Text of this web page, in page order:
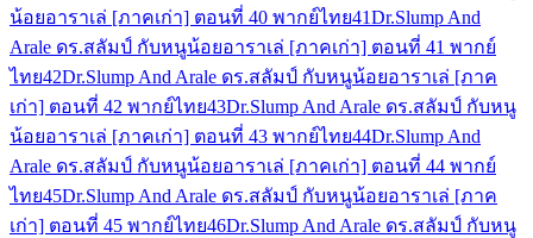
น้อยอาราเล่ [ภาคเก่า] ตอนที่ 40 พากย์ไทย41Dr.Slump And
Arale ดร.สลัมป์ กับหนูน้อยอาราเล่ [ภาคเก่า] ตอนที่ 41 พากย์
ไทย42Dr.Slump And Arale ดร.สลัมป์ กับหนูน้อยอาราเล่ [ภาค
เก่า] ตอนที่ 42 พากย์ไทย43Dr.Slump And Arale ดร.สลัมป์ กับหนู
น้อยอาราเล่ [ภาคเก่า] ตอนที่ 43 พากย์ไทย44Dr.Slump And
Arale ดร.สลัมป์ กับหนูน้อยอาราเล่ [ภาคเก่า] ตอนที่ 44 พากย์
ไทย45Dr.Slump And Arale ดร.สลัมป์ กับหนูน้อยอาราเล่ [ภาค
เก่า] ตอนที่ 45 พากย์ไทย46Dr.Slump And Arale ดร.สลัมป์ กับหนู